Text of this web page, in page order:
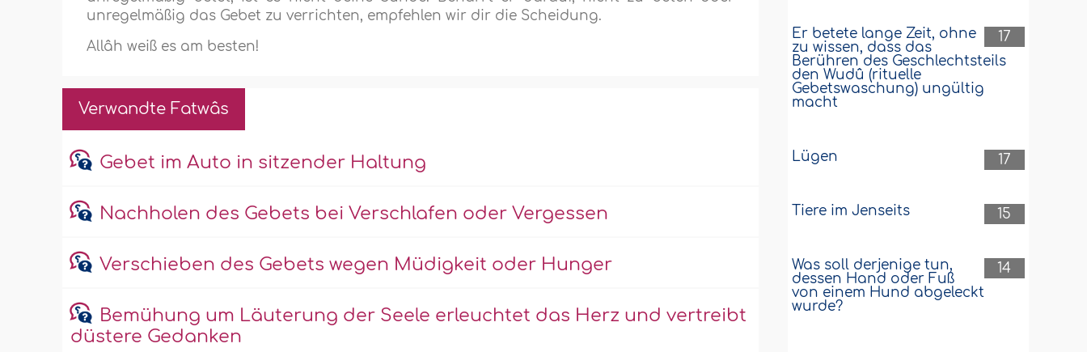
unregelmäßig das Gebet zu verrichten, empfehlen wir dir die Scheidung.
Allâh weiß es am besten!
Verwandte Fatwâs
Gebet im Auto in sitzender Haltung
Nachholen des Gebets bei Verschlafen oder Vergessen
Verschieben des Gebets wegen Müdigkeit oder Hunger
Bemühung um Läuterung der Seele erleuchtet das Herz und vertreibt
düstere Gedanken
17
Er betete lange Zeit, ohne
zu wissen, dass das
Berühren des Geschlechtsteils
den Wudû (rituelle
Gebetswaschung) ungültig
macht
17
Lügen
15
Tiere im Jenseits
14
Was soll derjenige tun,
dessen Hand oder Fuß
von einem Hund abgeleckt
wurde?